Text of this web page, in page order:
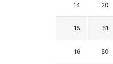
14 20
15 51
16 50